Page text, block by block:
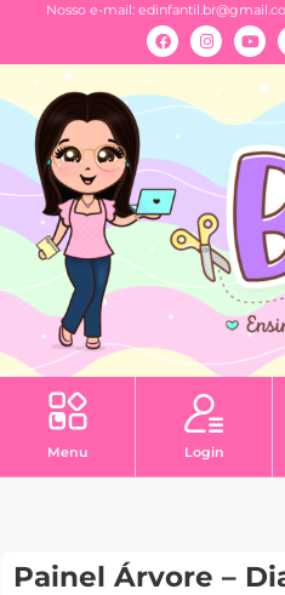
Nosso e-mail:
Menu Login
Painel Árvore –